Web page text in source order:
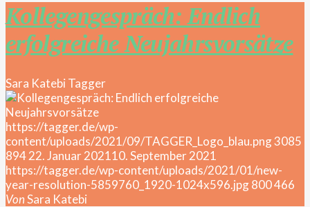
Kollegengespräch: Endlich
erfolgreiche Neujahrsvorsätze
Sara Katebi Tagger
https://tagger.de/wp-
content/uploads/2021/09/TAGGER_Logo_blau.png3085
89422. Januar 202110. September 2021
https://tagger.de/wp-content/uploads/2021/01/new-
year-resolution-5859760_1920-1024x596.jpg800466
VonSara Katebi